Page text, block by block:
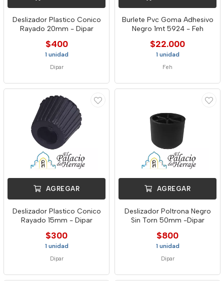
Deslizador Plastico Conico
Rayado 20mm - Dipar
$400
1 unidad
Dipar
Burlete Pvc Goma Adhesivo
Negro 1mt 5924 - Feh
$22.000
1 unidad
Feh
AGREGAR
Deslizador Plastico Conico
Rayado 15mm - Dipar
$300
1 unidad
Dipar
AGREGAR
Deslizador Poltrona Negro
Sin Torn 50mm -Dipar
$800
1 unidad
Dipar